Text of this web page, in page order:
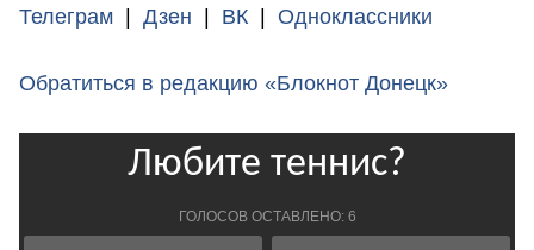
Телеграм | Дзен | ВК | Одноклассники
Обратиться в редакцию «Блокнот Донецк»